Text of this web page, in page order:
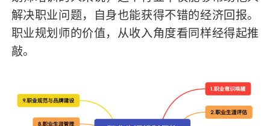
解决职业问题，自身也能获得不错的经济回报。
职业规划师的价值，从收入角度看同样经得起推
敲。